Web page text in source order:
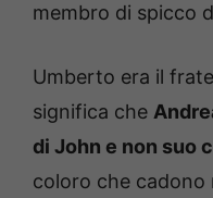
membro di spicco
Umberto era il
significa che
di John e non suo
coloro che cadono